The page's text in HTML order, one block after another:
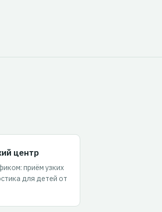
центр
приём узких
для детей от